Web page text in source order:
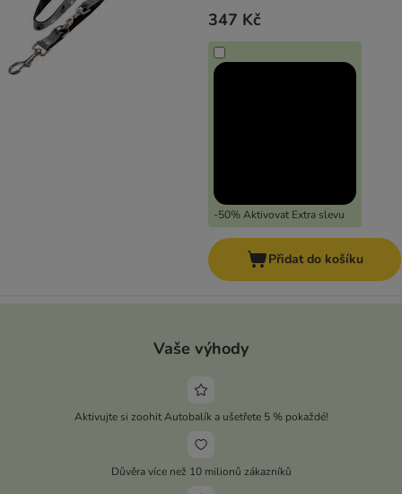
347 Kč
-50% Aktivovat Extra slevu
Přidat do košíku
Vaše výhody
Aktivujte si zoohit Autobalík a ušetřete 5 % pokaždé!
Důvěra více než 10 milionů zákazníků